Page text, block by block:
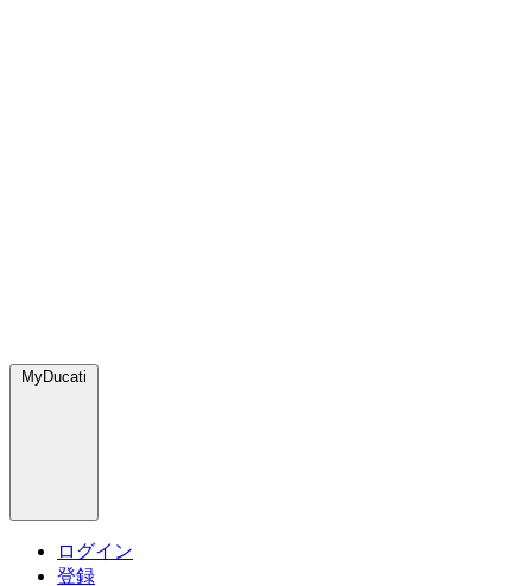
MyDucati
ログイン
登録